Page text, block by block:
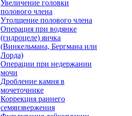
Увеличение головки
полового члена
Утолщение полового члена
Операция при водянке
(гидроцеле) яичка
(Винкельмана, Бергмана или
Лорда)
Операции при недержании
мочи
Дробление камня в
мочеточнике
Коррекция раннего
семяизвержения